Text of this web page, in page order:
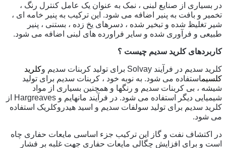
در بسیاری از صنایع لبنی ، نمک به عنوان یک عامل کنترل رنگ ،
تخمیر و بافت به پنیر اضافه می شود. این ترکیب به پنیر خامه ای ،
شیر تغلیظ شده و تبخیر شده ، دسرهای یخ زده ، بستنی ، پنیر
طبیعی و فرآوری شده و سایر فراورده های لبنی اضافه می شود.
کاربردهای کلرید سدیم چیست ؟
کلرید سدیم در فرآیند Solvay برای تولید کربنات سدیم و
کلرید
کلسیماستفاده می شود. به نوبه خود ، کربنات سدیم برای تولید
شیشه ، بی کربنات سدیم و رنگها و همچنین بسیاری از مواد
شیمیایی دیگر استفاده می شود. در فرآیند مانهایم و Hargreaves از
کلرید سدیم برای تولید سولفات سدیم و اسید هیدروکلریک استفاده
می شود.
در اکتشاف نفت و گاز این ترکیب جزء اساسی مایعات حفاری چاه
است و برای افزایش چگالی مایعات حفاری جهت غلبه بر فشار